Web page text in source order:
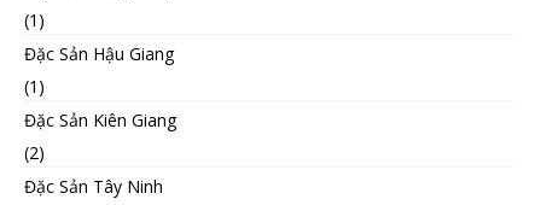
(1)
Đặc Sản Hậu Giang
(1)
Đặc Sản Kiên Giang
(2)
Đặc Sản Tây Ninh